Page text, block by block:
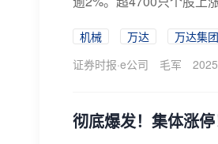
机械 万达
万达集团
证券时报·e公司
毛军
彻底爆发！集体涨停